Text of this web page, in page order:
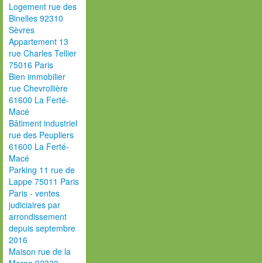
Logement rue des
Binelles 92310
Sèvres
Appartement 13
rue Charles Tellier
75016 Paris
Bien immobilier
rue Chevrollière
61600 La Ferté-
Macé
Bâtiment industriel
rue des Peupliers
61600 La Ferté-
Macé
Parking 11 rue de
Lappe 75011 Paris
Paris - ventes
judiciaires par
arrondissement
depuis septembre
2016
Maison rue de la